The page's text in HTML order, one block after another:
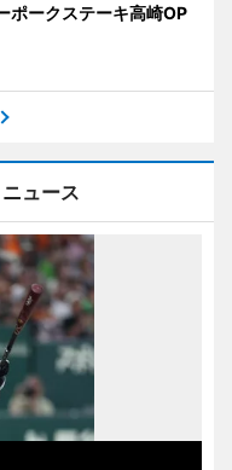
ポークステーキ高崎OP
ュース